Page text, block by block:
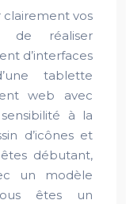
clairement vos
de réaliser
d’interfaces
tablette
web avec
à la
d’icônes et
êtes débutant,
un modèle
êtes un